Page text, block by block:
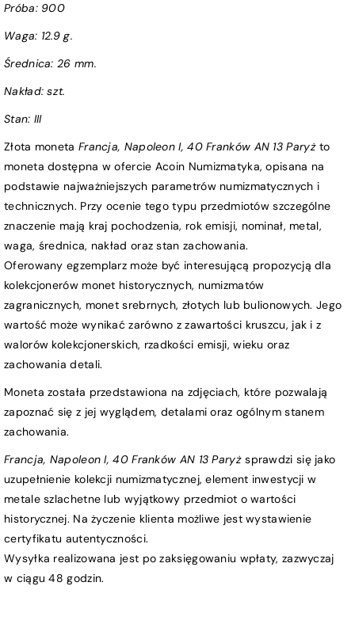
Próba: 900
Waga: 12.9 g.
Średnica: 26 mm.
Nakład: szt.
Stan: III
Złota moneta Francja, Napoleon I, 40 Franków AN 13 Paryżto
moneta dostępna w ofercie Acoin Numizmatyka, opisana na
podstawie najważniejszych parametrów numizmatycznych i
technicznych. Przy ocenie tego typu przedmiotów szczególne
znaczenie mają kraj pochodzenia, rok emisji, nominał, metal,
waga, średnica, nakład oraz stan zachowania.
Oferowany egzemplarz może być interesującą propozycją dla
kolekcjonerów monet historycznych, numizmatów
zagranicznych, monet srebrnych, złotych lub bulionowych. Jego
wartość może wynikać zarówno z zawartości kruszcu, jak i z
walorów kolekcjonerskich, rzadkości emisji, wieku oraz
zachowania detali.
Moneta została przedstawiona na zdjęciach, które pozwalają
zapoznać się z jej wyglądem, detalami oraz ogólnym stanem
zachowania.
Francja, Napoleon I, 40 Franków AN 13 Paryżsprawdzi się jako
uzupełnienie kolekcji numizmatycznej, element inwestycji w
metale szlachetne lub wyjątkowy przedmiot o wartości
historycznej. Na życzenie klienta możliwe jest wystawienie
certyfikatu autentyczności.
Wysyłka realizowana jest po zaksięgowaniu wpłaty, zazwyczaj
w ciągu 48 godzin.